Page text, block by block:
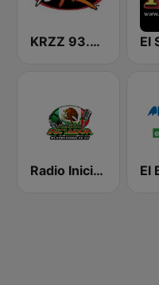
KRZZ 93.3 La Raza FM
Radio Iniciador